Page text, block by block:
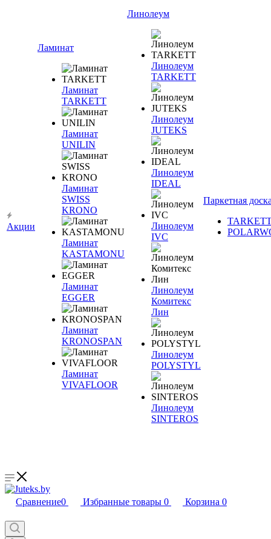
Акции
Ламинат
Ламинат
TARKETT
Ламинат
UNILIN
Ламинат
SWISS
KRONO
Ламинат
KASTAMONU
Ламинат
EGGER
Ламинат
KRONOSPAN
Ламинат
VIVAFLOOR
Линолеум
Линолеум
TARKETT
Линолеум
JUTEKS
Линолеум
IDEAL
Линолеум
IVC
Линолеум
Комитекс
Лин
Линолеум
POLYSTYL
Линолеум
SINTEROS
Паркетная
Сравнение0 Избранные товары 0 Корзина 0